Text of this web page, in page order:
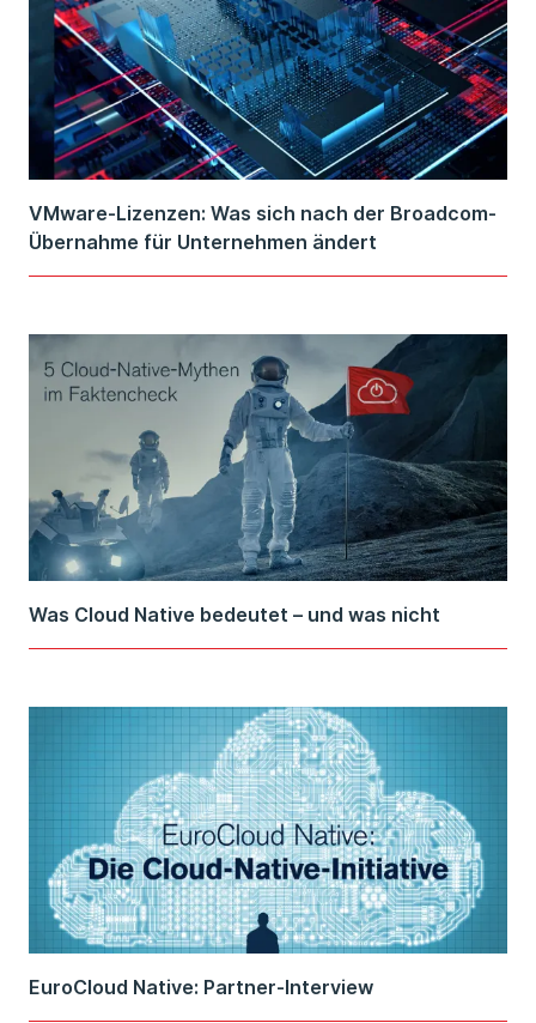
VMware-Lizenzen: Was sich nach der Broadcom-
Übernahme für Unternehmen ändert
Was Cloud Native bedeutet – und was nicht
EuroCloud Native: Partner-Interview